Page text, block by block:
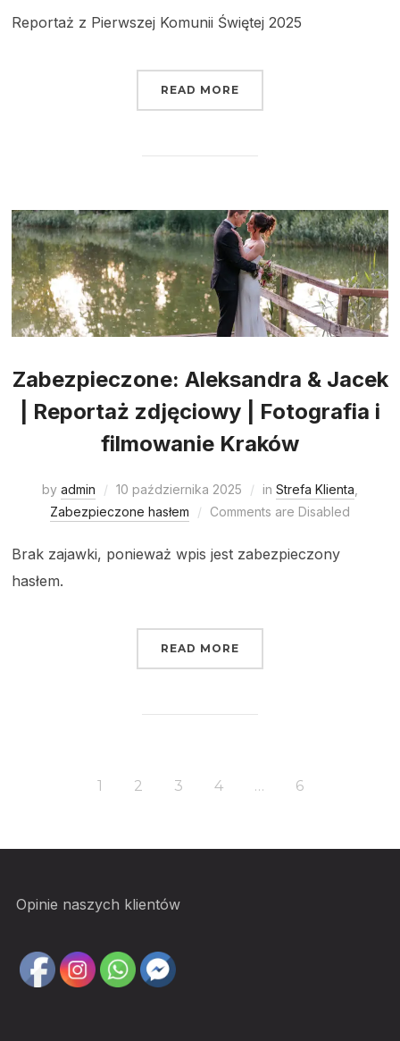
Reportaż z Pierwszej Komunii Świętej 2025
READ MORE
Zabezpieczone: Aleksandra & Jacek
| Reportaż zdjęciowy | Fotografia i
filmowanie Kraków
by admin 10 października 2025 in Strefa Klienta
Zabezpieczone hasłem
Comments are Disabled
Brak zajawki, ponieważ wpis jest zabezpieczony
hasłem.
READ MORE
1 2 3 4 … 6
Opinie naszych klientów